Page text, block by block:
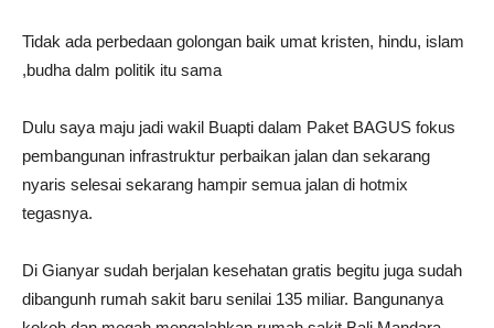
Tidak ada perbedaan golongan baik umat kristen, hindu, islam
,budha dalm politik itu sama
Dulu saya maju jadi wakil Buapti dalam Paket BAGUS fokus
pembangunan infrastruktur perbaikan jalan dan sekarang
nyaris selesai sekarang hampir semua jalan di hotmix
tegasnya.
Di Gianyar sudah berjalan kesehatan gratis begitu juga sudah
dibangunh rumah sakit baru senilai 135 miliar. Bangunanya